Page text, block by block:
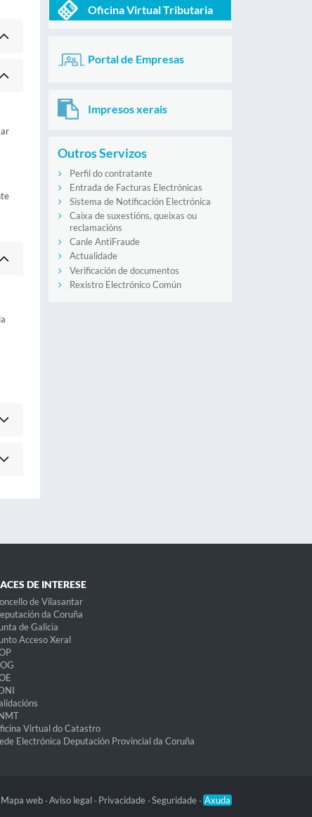
Oficina Virtual Tributaria
Portal de Empresas
Impresos xerais
Outros Servizos
Perfil do contratante
Entrada de Facturas Electrónicas
Sistema de Notificación Electrónica
Caixa de suxestións, queixas ou
reclamacións
Canle AntiFraude
Actualidade
Verificación de documentos
Rexistro Electrónico Común
DE INTERESE
de Vilasantar
da Coruña
de Galicia
Acceso Xeral
Virtual do Catastro
Electrónica Deputación Provincial da Coruña
Mapa web -Aviso legal - Privacidade -Seguridade - Axuda